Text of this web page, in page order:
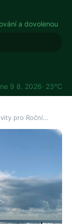
a dovolenou
9 8. 2026· 23°C
pro Roční…